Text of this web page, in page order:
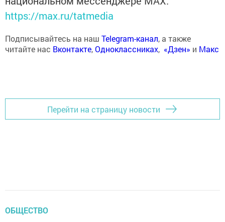
https://max.ru/tatmedia
Подписывайтесь на наш Telegram-канал, а также
читайте нас Вконтакте,Одноклассниках, «Дзен» и Макс
Перейти на страницу новости
ОБЩЕСТВО